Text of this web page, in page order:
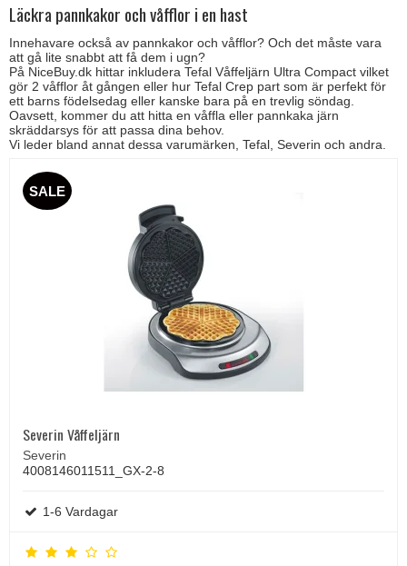
Läckra pannkakor och våfflor i en hast
Innehavare också av pannkakor och våfflor? Och det måste vara
att gå lite snabbt att få dem i ugn?
På NiceBuy.dk hittar inkludera Tefal Våffeljärn Ultra Compact vilket
gör 2 våfflor åt gången eller hur Tefal Crep part som är perfekt för
ett barns födelsedag eller kanske bara på en trevlig söndag.
Oavsett, kommer du att hitta en våffla eller pannkaka järn
skräddarsys för att passa dina behov.
Vi leder bland annat dessa varumärken, Tefal, Severin och andra.
SALE
Severin Våffeljärn
Severin
4008146011511_GX-2-8
1-6 Vardagar